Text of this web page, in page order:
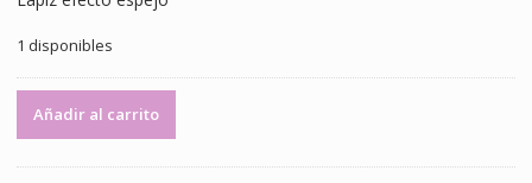
1 disponibles
efecto
Añadir al carrito